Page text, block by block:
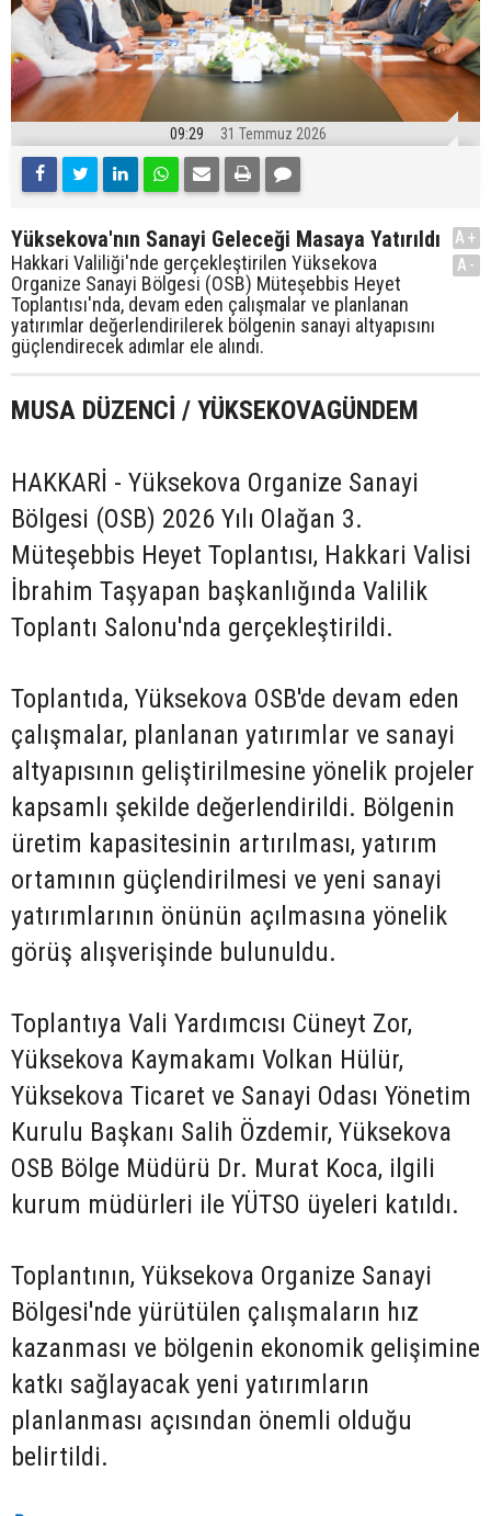
09:29 31 Temmuz 2026
Yüksekova'nın Sanayi Geleceği Masaya Yatırıldı
Hakkari Valiliği'nde gerçekleştirilen Yüksekova
Organize Sanayi Bölgesi (OSB) Müteşebbis Heyet
Toplantısı'nda, devam eden çalışmalar ve planlanan
yatırımlar değerlendirilerek bölgenin sanayi altyapısını
güçlendirecek adımlar ele alındı.
A+
A-
MUSA DÜZENCİ / YÜKSEKOVAGÜNDEM
HAKKARİ - Yüksekova Organize Sanayi
Bölgesi (OSB) 2026 Yılı Olağan 3.
Müteşebbis Heyet Toplantısı, Hakkari Valisi
İbrahim Taşyapan başkanlığında Valilik
Toplantı Salonu'nda gerçekleştirildi.
Toplantıda, Yüksekova OSB'de devam eden
çalışmalar, planlanan yatırımlar ve sanayi
altyapısının geliştirilmesine yönelik projeler
kapsamlı şekilde değerlendirildi. Bölgenin
üretim kapasitesinin artırılması, yatırım
ortamının güçlendirilmesi ve yeni sanayi
yatırımlarının önünün açılmasına yönelik
görüş alışverişinde bulunuldu.
Toplantıya Vali Yardımcısı Cüneyt Zor,
Yüksekova Kaymakamı Volkan Hülür,
Yüksekova Ticaret ve Sanayi Odası Yönetim
Kurulu Başkanı Salih Özdemir, Yüksekova
OSB Bölge Müdürü Dr. Murat Koca, ilgili
kurum müdürleri ile YÜTSO üyeleri katıldı.
Toplantının, Yüksekova Organize Sanayi
Bölgesi'nde yürütülen çalışmaların hız
kazanması ve bölgenin ekonomik gelişimine
katkı sağlayacak yeni yatırımların
planlanması açısından önemli olduğu
belirtildi.